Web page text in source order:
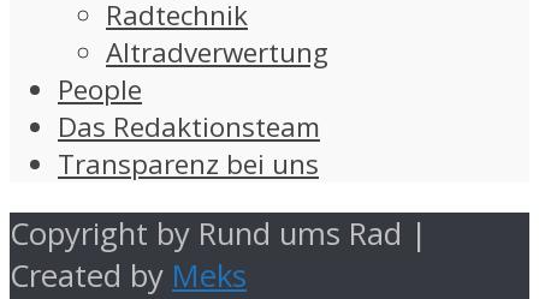
Radtechnik
Altradverwertung
People
Das Redaktionsteam
Transparenz bei uns
Copyright by Rund ums Rad |
Created by Meks